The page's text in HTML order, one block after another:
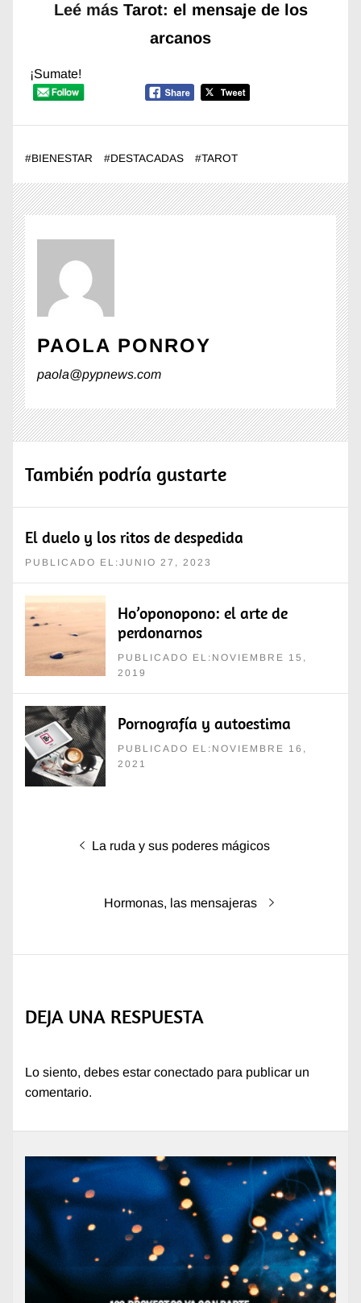
Leé más Tarot: el mensaje de los
arcanos
¡Sumate!
#BIENESTAR #DESTACADAS #TAROT
PAOLA PONROY
paola@pypnews.com
También podría gustarte
El duelo y los ritos de despedida
PUBLICADO EL:JUNIO 27, 2023
Ho’oponopono: el arte de
perdonarnos
PUBLICADO EL:NOVIEMBRE 15,
2019
Pornografía y autoestima
PUBLICADO EL:NOVIEMBRE 16,
2021
Entrada
La ruda y sus poderes mágicos
Entrada
Hormonas, las mensajeras
DEJA UNA RESPUESTA
Lo siento, debes estar conectado para publicar un
comentario.